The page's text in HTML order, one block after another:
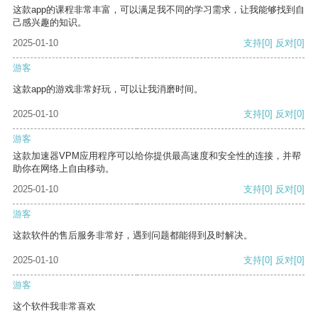
这款app的课程非常丰富，可以满足我不同的学习需求，让我能够找到自
己感兴趣的知识。
2025-01-10
支持[0] 反对[0]
游客
这款app的游戏非常好玩，可以让我消磨时间。
2025-01-10 支持[0] 反对[0]
游客
这款加速器VPM应用程序可以给你提供最高速度和安全性的连接，并帮
助你在网络上自由移动。
2025-01-10
支持[0] 反对[0]
游客
这款软件的售后服务非常好，遇到问题都能得到及时解决。
2025-01-10 支持[0] 反对[0]
游客
这个软件我非常喜欢